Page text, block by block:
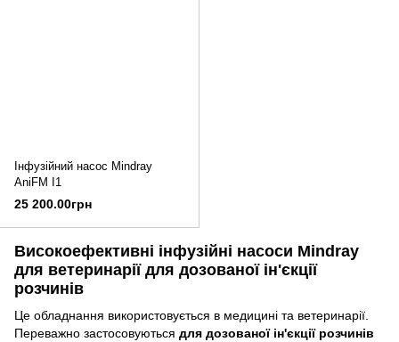
Інфузійний насос Mindray
AniFM I1
25 200.00грн
Високоефективні інфузійні насоси Mindray
для ветеринарії для дозованої ін'єкції
розчинів
Це обладнання використовується в медицині та ветеринарії.
Переважно застосовуються для дозованої ін'єкції розчинів